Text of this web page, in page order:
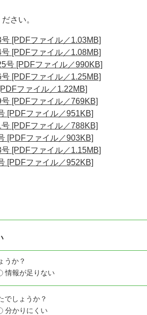
さい。
[PDFファイル／1.03MB]
[PDFファイル／1.08MB]
号 [PDFファイル／990KB]
[PDFファイル／1.25MB]
ファイル／1.22MB]
[PDFファイル／769KB]
[PDFファイル／951KB]
[PDFファイル／788KB]
[PDFファイル／903KB]
[PDFファイル／1.15MB]
[PDFファイル／952KB]
うか？
情報が足りない
でしょうか？
分かりにくい